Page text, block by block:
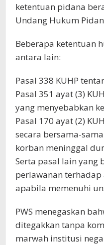
ketentuan pidana
Undang Hukum
Beberapa ketentuan
antara lain:
Pasal 338 KUHP
Pasal 351 ayat (3)
yang menyebabkan
Pasal 170 ayat (2)
secara bersama-
korban meninggal
Serta pasal lain yang
perlawanan
apabila memenuhi
PWS menegaskan
ditegakkan tanpa
marwah institusi